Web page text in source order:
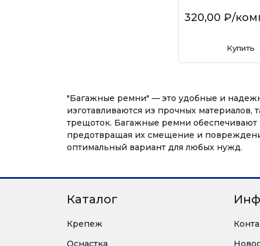
320,00 ₽/
Купить
"Багажные ремни" — это удобные и
изготавливаются из прочных
трещоток. Багажные ремни
предотвращая их смещение и
оптимальный вариант для любых нужд.
Каталог
Крепеж
Оснастка